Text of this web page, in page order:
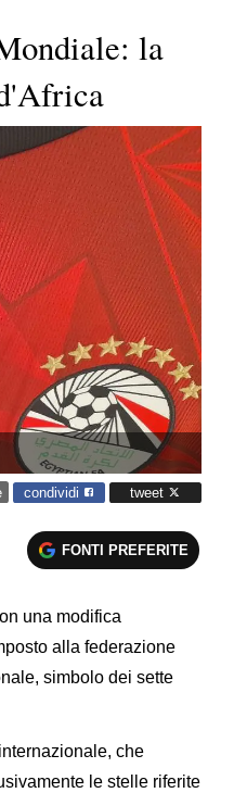
la
condividi tweet
FONTI PREFERITE
una modifica
alla federazione
simbolo dei sette
che
le stelle riferite